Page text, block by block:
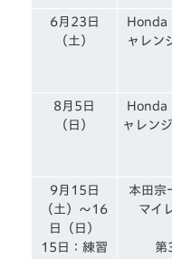
6月23日
（土）
Honda
ャレン
8月5日
（日）
Honda
ャレン
9月15日
（土）〜16
日（日）
15日：練習
本田宗
マイ
第